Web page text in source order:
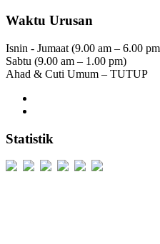
Waktu Urusan
Isnin - Jumaat (9.00 am – 6.00
Sabtu (9.00 am – 1.00 pm)
Ahad & Cuti Umum – TUTUP
Statistik